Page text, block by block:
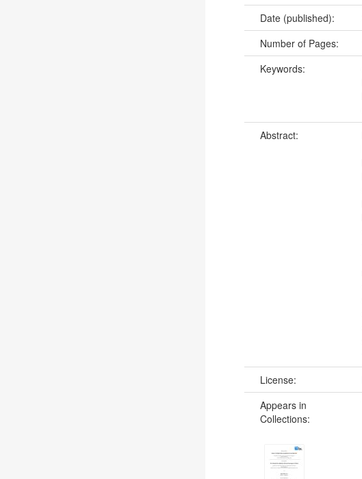
Date (published):
Number of Pages:
Keywords:
Abstract:
License:
Appears in
Collections: